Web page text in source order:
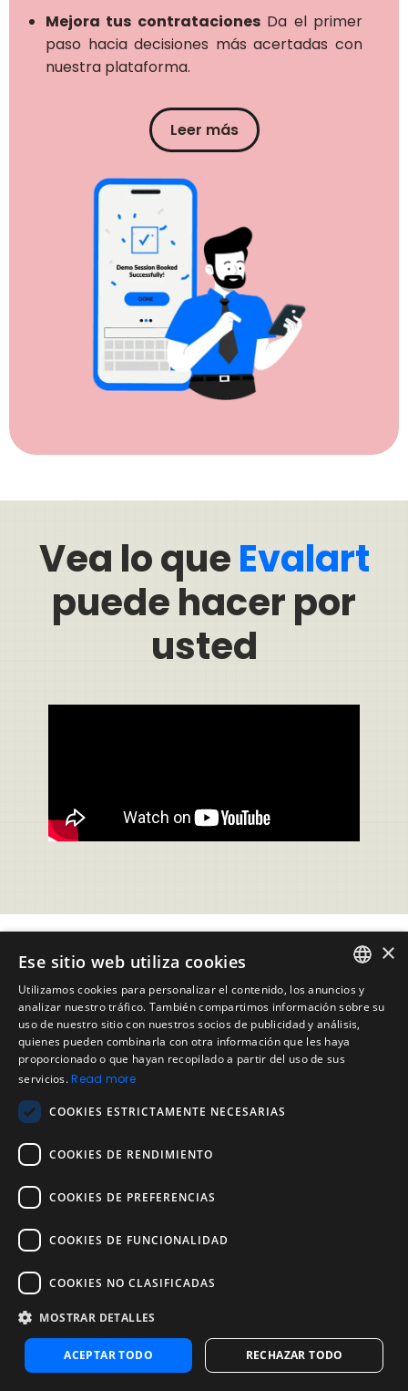
Mejora tus contratacionesDa el primer
paso hacia decisiones más acertadas con
nuestra plataforma.
Leer más
Vea lo queEvalart
puede hacer por
usted
Soporte
Contactar a Soporte
Preguntas Frecuentes Candidatos
Legal
Condiciones de Servicio
Aviso de privacidad
Política de devoluciones
Acuerdo de licencia de usuario
Aviso legal
Política de uso aceptable
Empresa
Acerca de nosotros
Blog
Pruebas de confiabilidad y validez
Pruebas
ENGLISH
SPANISH
×
Ese sitio web utiliza cookies
Utilizamos cookies para personalizar el contenido, los anuncios y
analizar nuestro tráfico. También compartimos información sobre su
uso de nuestro sitio con nuestros socios de publicidad y análisis,
quienes pueden combinarla con otra información que les haya
proporcionado o que hayan recopilado a partir del uso de sus
servicios.Read more
COOKIES ESTRICTAMENTE NECESARIAS
COOKIES DE RENDIMIENTO
COOKIES DE PREFERENCIAS
COOKIES DE FUNCIONALIDAD
COOKIES NO CLASIFICADAS
MOSTRAR DETALLES
ACEPTAR TODO RECHAZAR TODO